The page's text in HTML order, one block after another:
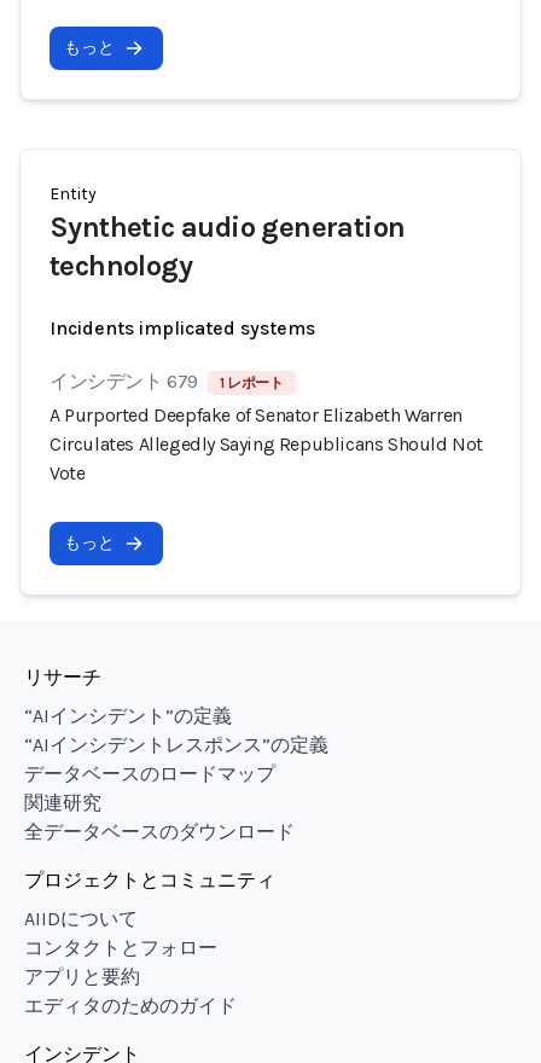
もっと
Entity
Synthetic audio generation
technology
Incidents implicated systems
インシデント 679 1 レポート
A Purported Deepfake of Senator Elizabeth Warren
Circulates Allegedly Saying Republicans Should Not
Vote
もっと
リサーチ
“AIインシデント”の定義
“AIインシデントレスポンス”の定義
データベースのロードマップ
関連研究
全データベースのダウンロード
プロジェクトとコミュニティ
AIIDについて
コンタクトとフォロー
アプリと要約
エディタのためのガイド
インシデント